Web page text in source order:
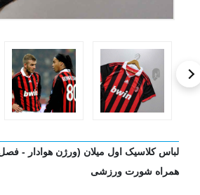
همراه شورت ورزشی